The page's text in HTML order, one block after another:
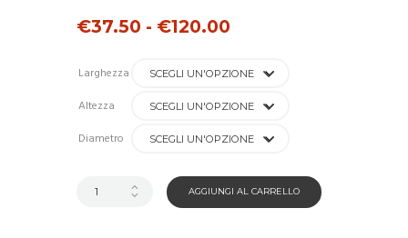
€37.50 - €120.00
da
a
Larghezza
Altezza
Diametro
AGGIUNGI AL CARRELLO